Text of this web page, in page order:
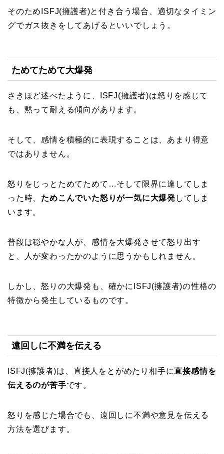
そのためISFJ(擁護者)と付き合う場合、適切なタイミン
グでガス抜きをしてあげるといいでしょう。
ためてためて大爆発
さきほど述べたように、ISFJ(擁護者)は怒りを感じて
も、黙って耐える傾向があります。
そして、感情を積極的に表現することは、あまり得意
ではありません。
怒りをじっとためてためて…そして限界に達してしま
った時、 ためこんでいた怒りが一気に大爆発 してしま
います。
普段は穏やかな人が、感情を大爆発させて怒り出す
と、人が変わったかのように思うかもしれません。
しかし、怒りの大爆発も、確かにISFJ(擁護者)の性格の
特徴から発生しているものです。
遠回しに不満を伝える
ISFJ(擁護者)は、直接人をとがめたり相手に直接感情を
伝えるのが苦手です。
怒りを感じた場合でも、遠回しに不満や意見を伝える
方法を選びます。